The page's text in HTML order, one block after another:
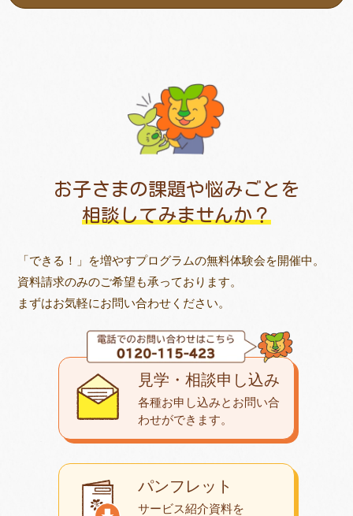
お子さまの課題や悩みごとを
相談してみませんか？
「できる！」を増やすプログラムの無料体験会を開催中。
資料請求のみのご希望も承っております。
まずはお気軽にお問い合わせください。
パンフレット
サービス紹介資料を
見学・相談申し込み
各種お申し込みとお問い合
わせができます。